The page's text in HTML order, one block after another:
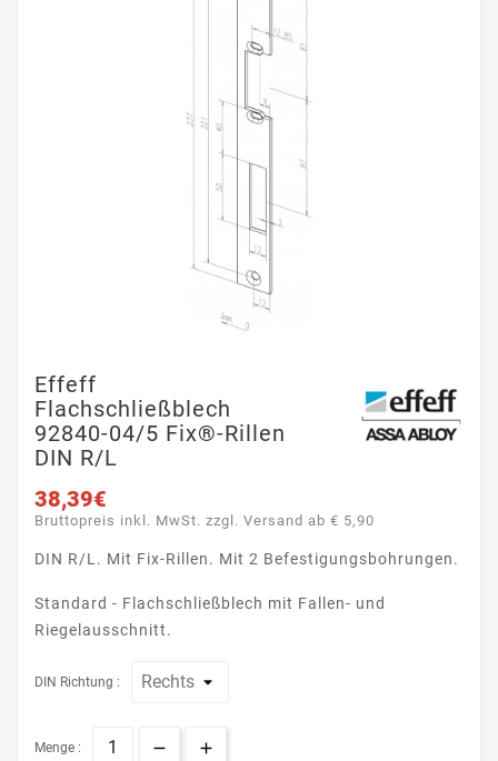
Effeff
Flachschließblech
92840-04/5 Fix®-Rillen
DIN R/L
38,39€
Bruttopreis inkl. MwSt. zzgl. Versand ab € 5,90
DIN R/L. Mit Fix-Rillen. Mit 2 Befestigungsbohrungen.
Standard - Flachschließblech mit Fallen- und
Riegelausschnitt.
DIN Richtung :
Menge :